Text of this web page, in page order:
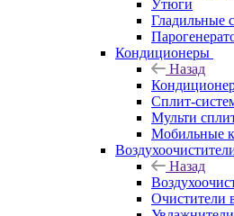
Утюги
Гладильные
Кондиционеры
Назад
Сплит-
Мульти
Мобильные
Назад
Очистители